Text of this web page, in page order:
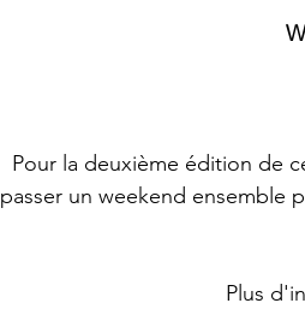
Pour la deuxième édition de
passer un weekend ensemble
Plus